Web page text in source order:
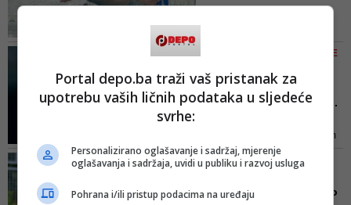
najmlađa učesnica finala
VRHUNSKI REZULTAT SJAJNE
Lana Pudar se plasirala u
finale Svjetskog prvenst...
najmlađa učesnica u sutrašnjem
finalu
EVROPSKO PRVENSTVO U
Lana Pudar osvojila šesto
Portal depo.ba traži vaš pristanak za
upotrebu vaših ličnih podataka u sljedeće
svrhe:
Personalizirano oglašavanje i sadržaj, mjerenje
oglašavanja i sadržaja, uvidi u publiku i razvoj usluga
Pohrana i/ili pristup podacima na uređaju